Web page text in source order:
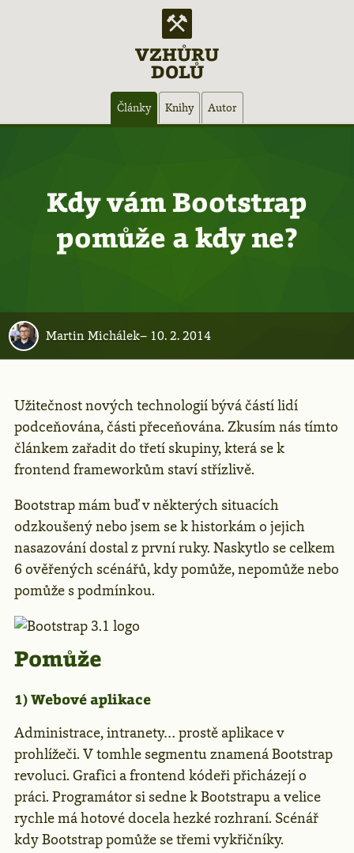
VZHŮRU
DOLŮ
Články Knihy Autor
Kdy vám Bootstrap
pomůže a kdy ne?
Martin Michálek– 10. 2. 2014
Užitečnost nových technologií bývá částí lidí
podceňována, části přeceňována. Zkusím nás tímto
článkem zařadit do třetí skupiny, která se k
frontend frameworkům staví střízlivě.
Bootstrap mám buď v některých situacích
odzkoušený nebo jsem se k historkám o jejich
nasazování dostal z první ruky. Naskytlo se celkem
6 ověřených scénářů, kdy pomůže, nepomůže nebo
pomůže s podmínkou.
Pomůže
1) Webové aplikace
Administrace, intranety… prostě aplikace v
prohlížeči. V tomhle segmentu znamená Bootstrap
revoluci. Grafici a frontend kódeři přicházejí o
práci. Programátor si sedne k Bootstrapu a velice
rychle má hotové docela hezké rozhraní. Scénář
kdy Bootstrap pomůže se třemi vykřičníky.